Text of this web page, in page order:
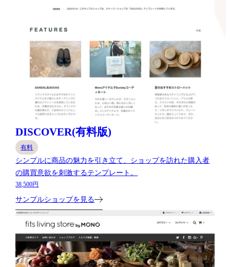
DISCOVER(有料版)
有料
シンプルに商品の魅力を引き立て、ショップを訪れた購入者
の購買意欲を刺激するテンプレート。
38,500円
サンプルショップを見る